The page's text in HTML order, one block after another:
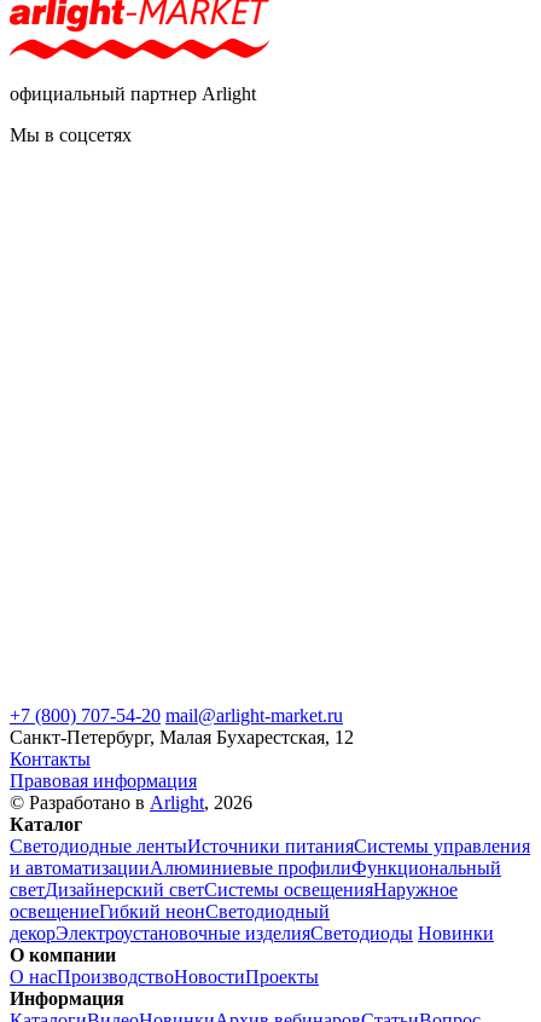
официальный партнер Arlight
Мы в соцсетях
+7 (800) 707-54-20 mail@arlight-market.ru
Санкт-Петербург, Малая Бухарестская, 12
Контакты
Правовая информация
© Разработано в Arlight, 2026
Каталог
Светодиодные лентыИсточники питанияСистемы управления
и автоматизацииАлюминиевые профилиФункциональный
светДизайнерский светСистемы освещенияНаружное
освещениеГибкий неонСветодиодный
декорЭлектроустановочные изделияСветодиоды Новинки
О компании
О насПроизводствоНовостиПроекты
Информация